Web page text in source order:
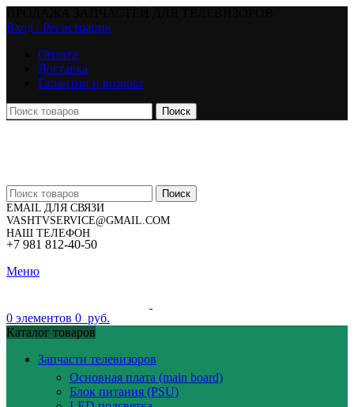
Вход / Регистрация
Оплата
Доставка
Гарантии и возврат
Поиск
Поиск
EMAIL ДЛЯ СВЯЗИ
VASHTVSERVICE@GMAIL.COM
НАШ ТЕЛЕФОН
+7 981 812-40-50
Меню
0 элементов 0 руб.
Каталог товаров
Запчасти телевизоров
Основная плата (main board)
Блок питания (PSU)